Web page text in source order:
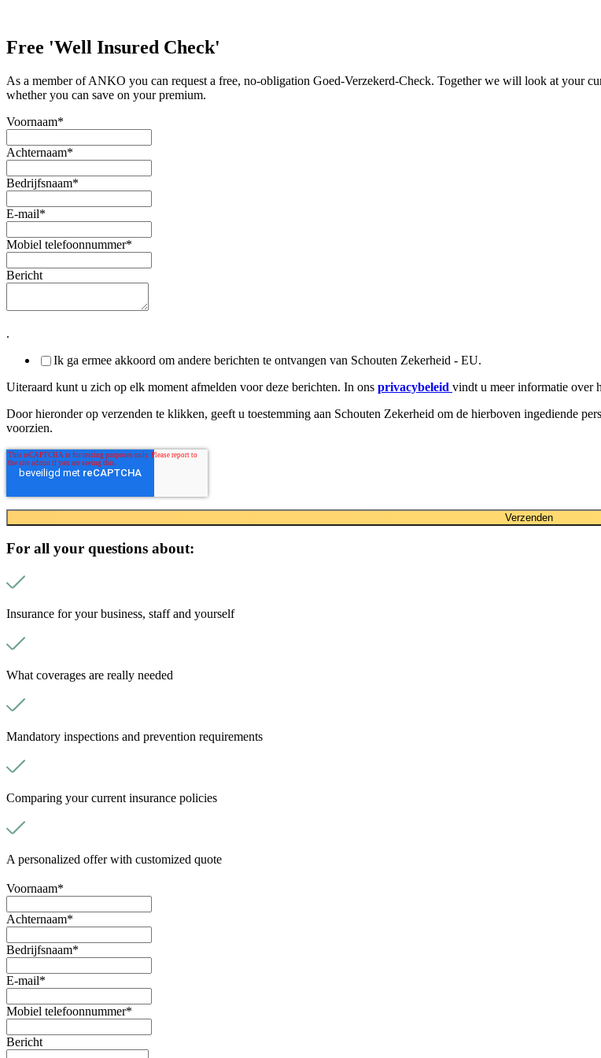
Free 'Well Insured Check'
As a member of ANKO you can request a free, no-obligation Goed-Verzekerd-Check. Together we will look at your
whether you can save on your premium.
Voornaam*
Achternaam*
Bedrijfsnaam*
E-mail*
Mobiel telefoonnummer*
Bericht
.
Ik ga ermee akkoord om andere berichten te ontvangen van Schouten Zekerheid - EU.
Uiteraard kunt u zich op elk moment afmelden voor deze berichten. In ons privacybeleid vindt u meer informatie over
Door hieronder op verzenden te klikken, geeft u toestemming aan Schouten Zekerheid om de hierboven ingediende
voorzien.
For all your questions about:
Insurance for your business, staff and yourself
What coverages are really needed
Mandatory inspections and prevention requirements
Comparing your current insurance policies
A personalized offer with customized quote
Voornaam*
Achternaam*
Bedrijfsnaam*
E-mail*
Mobiel telefoonnummer*
Bericht